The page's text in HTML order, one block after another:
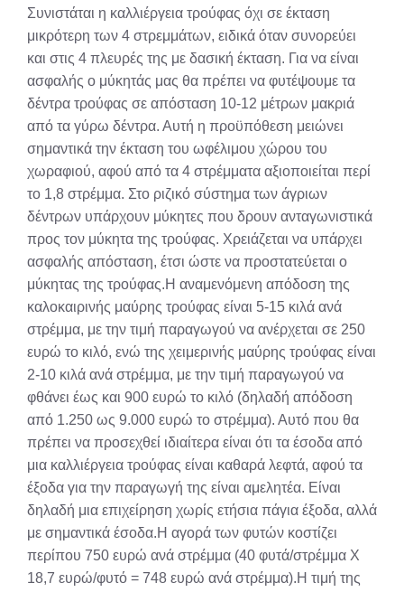
Συνιστάται η καλλιέργεια τρούφας όχι σε έκταση
μικρότερη των 4 στρεμμάτων, ειδικά όταν συνορεύει
και στις 4 πλευρές της με δασική έκταση. Για να είναι
ασφαλής ο μύκητάς μας θα πρέπει να φυτέψουμε τα
δέντρα τρούφας σε απόσταση 10-12 μέτρων μακριά
από τα γύρω δέντρα. Αυτή η προϋπόθεση μειώνει
σημαντικά την έκταση του ωφέλιμου χώρου του
χωραφιού, αφού από τα 4 στρέμματα αξιοποιείται περί
το 1,8 στρέμμα. Στο ριζικό σύστημα των άγριων
δέντρων υπάρχουν μύκητες που δρουν ανταγωνιστικά
προς τον μύκητα της τρούφας. Χρειάζεται να υπάρχει
ασφαλής απόσταση, έτσι ώστε να προστατεύεται ο
μύκητας της τρούφας.Η αναμενόμενη απόδοση της
καλοκαιρινής μαύρης τρούφας είναι 5-15 κιλά ανά
στρέμμα, με την τιμή παραγωγού να ανέρχεται σε 250
ευρώ το κιλό, ενώ της χειμερινής μαύρης τρούφας είναι
2-10 κιλά ανά στρέμμα, με την τιμή παραγωγού να
φθάνει έως και 900 ευρώ το κιλό (δηλαδή απόδοση
από 1.250 ως 9.000 ευρώ το στρέμμα). Αυτό που θα
πρέπει να προσεχθεί ιδιαίτερα είναι ότι τα έσοδα από
μια καλλιέργεια τρούφας είναι καθαρά λεφτά, αφού τα
έξοδα για την παραγωγή της είναι αμελητέα. Είναι
δηλαδή μια επιχείρηση χωρίς ετήσια πάγια έξοδα, αλλά
με σημαντικά έσοδα.Η αγορά των φυτών κοστίζει
περίπου 750 ευρώ ανά στρέμμα (40 φυτά/στρέμμα Χ
18,7 ευρώ/φυτό = 748 ευρώ ανά στρέμμα).Η τιμή της